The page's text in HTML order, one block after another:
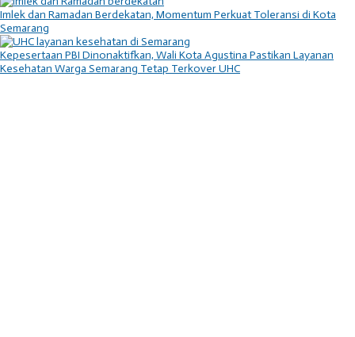
Imlek dan Ramadan Berdekatan, Momentum Perkuat Toleransi di Kota
Semarang
Kepesertaan PBI Dinonaktifkan, Wali Kota Agustina Pastikan Layanan
Kesehatan Warga Semarang Tetap Terkover UHC